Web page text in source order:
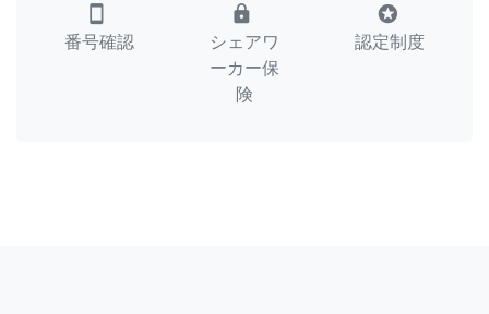
smartphone
番号確認
lock
シェアワ
ーカー保
険
stars
認定制度